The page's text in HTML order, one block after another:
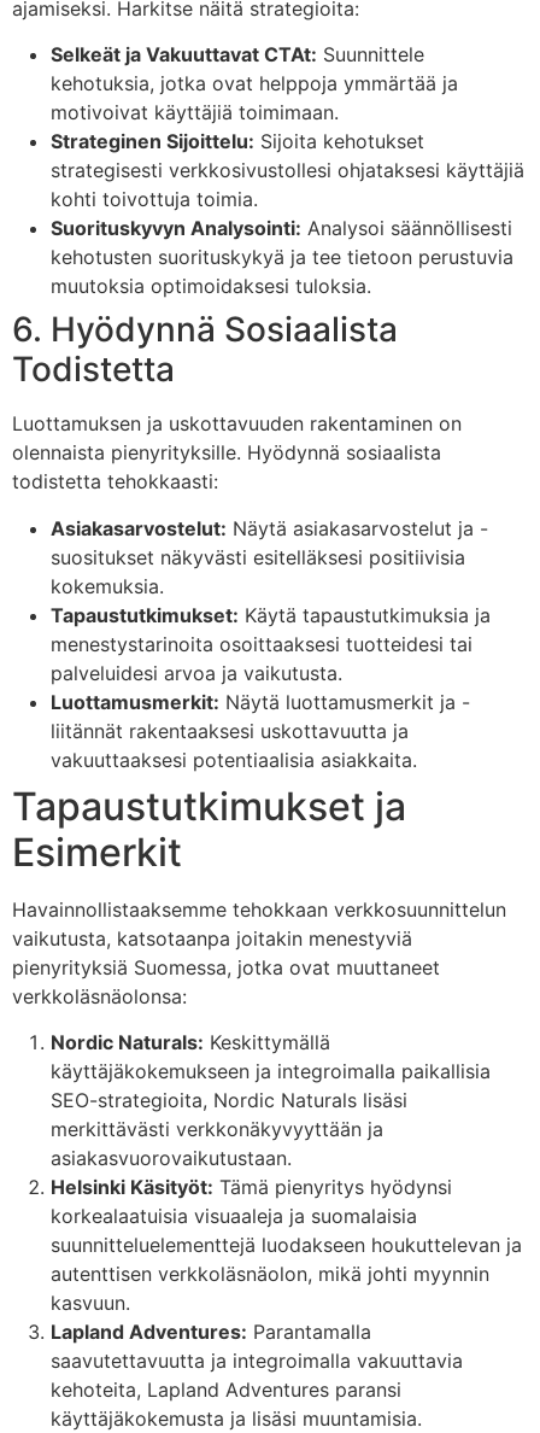
ajamiseksi. Harkitse näitä strategioita:
Selkeät ja Vakuuttavat CTAt: Suunnittele
kehotuksia, jotka ovat helppoja ymmärtää ja
motivoivat käyttäjiä toimimaan.
Strateginen Sijoittelu: Sijoita kehotukset
strategisesti verkkosivustollesi ohjataksesi käyttäjiä
kohti toivottuja toimia.
Suorituskyvyn Analysointi: Analysoi säännöllisesti
kehotusten suorituskykyä ja tee tietoon perustuvia
muutoksia optimoidaksesi tuloksia.
6. Hyödynnä Sosiaalista
Todistetta
Luottamuksen ja uskottavuuden rakentaminen on
olennaista pienyrityksille. Hyödynnä sosiaalista
todistetta tehokkaasti:
Asiakasarvostelut: Näytä asiakasarvostelut ja -
suositukset näkyvästi esitelläksesi positiivisia
kokemuksia.
Tapaustutkimukset: Käytä tapaustutkimuksia ja
menestystarinoita osoittaaksesi tuotteidesi tai
palveluidesi arvoa ja vaikutusta.
Luottamusmerkit: Näytä luottamusmerkit ja -
liitännät rakentaaksesi uskottavuutta ja
vakuuttaaksesi potentiaalisia asiakkaita.
Tapaustutkimukset ja
Esimerkit
Havainnollistaaksemme tehokkaan verkkosuunnittelun
vaikutusta, katsotaanpa joitakin menestyviä
pienyrityksiä Suomessa, jotka ovat muuttaneet
verkkoläsnäolonsa:
Nordic Naturals: Keskittymällä
käyttäjäkokemukseen ja integroimalla paikallisia
SEO-strategioita, Nordic Naturals lisäsi
merkittävästi verkkonäkyvyyttään ja
asiakasvuorovaikutustaan.
Helsinki Käsityöt: Tämä pienyritys hyödynsi
korkealaatuisia visuaaleja ja suomalaisia
suunnitteluelementtejä luodakseen houkuttelevan ja
autenttisen verkkoläsnäolon, mikä johti myynnin
kasvuun.
Lapland Adventures: Parantamalla
saavutettavuutta ja integroimalla vakuuttavia
kehoteita, Lapland Adventures paransi
käyttäjäkokemusta ja lisäsi muuntamisia.